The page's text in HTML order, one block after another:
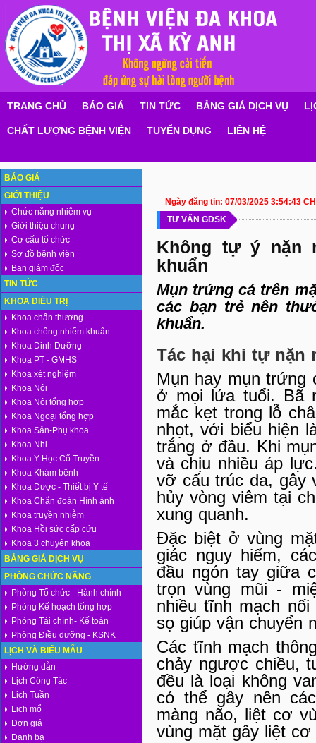
TRANG CHỦ BÁO GIÁ TIN TỨC BẢNG GIÁ DỊCH VỤ
CHẤT LƯỢNG BỆNH VIỆN TUYỂN DỤNG LIÊN HỆ
BÁO GIÁ
GIỚI THIỆU
Chức năng nhiệm vụ
Giới thiệu chung
Cơ cấu tổ chức
Sơ đồ bệnh viện
Ban giám đốc
TIN TỨC
KHOA ĐIỀU TRỊ
Khoa chấn thương
Khoa chống nhiểm khuẩn
Khoa Dinh Dưỡng
Khoa PT - GMHS
Khoa xét nghiệm
Khoa Nội
Khoa Nội tổng hợp
Khoa Ngoại tổng hợp
Khoa Sản-Phụ khoa
Khoa Nhi
Khoa Y Học Cổ Truyền
Khoa Khám bệnh
Khoa Dược - Thiết bị Y tế
Khoa Chẩn đoán Hình ảnh
Khoa truyền nhiễm
Khoa Hồi sức cấp cứu
Khoa 3 chuyên khoa
BẢNG GIÁ DỊCH VỤ
PHÒNG CHỨC NĂNG
Phòng Tổ chức - Hành chính
Phòng Kế hoạch tổng hợp
Phòng Tài chính- Kế toán
Phòng Điều dưỡng - KSNK
LỊCH VÀ BIỂU MẪU
Hướng dẫn
Lịch Công Tác
Lịch Tuần
Lịch mổ
Đơn giá
Danh bạ
Ngày đăng tin: 07/03/2025 3:54:43 CH
TƯ VẤN GDSK
Không tự ý nặn
khuẩn
Mụn trứng cá trên
các bạn trẻ nên
khuẩn.
Tác hại khi tự nặn
Mụn hay mụn trứng
ở mọi lứa tuổi. Bã
mắc kẹt trong lỗ
nhọt, với biểu hiện
trắng ở đầu. Khi
và chịu nhiều áp
vỡ cấu trúc da, gây
hủy vòng viêm tại
xung quanh.
Đặc biệt ở vùng
giác nguy hiểm,
đầu ngón tay giữa
trọn vùng mũi -
nhiều tĩnh mạch
sọ giúp vận chuyển
Các tĩnh mạch
chảy ngược chiều,
đều là loại không
có thể gây nên
màng não, liệt cơ
vùng mặt gây liệt